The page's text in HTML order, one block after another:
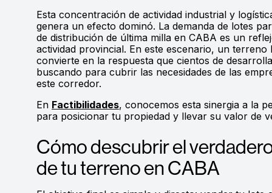
Esta concentración de actividad industrial y
genera un efecto dominó. La demanda de lotes
de distribución de última milla en CABA es un
actividad provincial. En este escenario, un terreno
convierte en la respuesta que cientos de
buscando para cubrir las necesidades de las
este corredor.
En Factibilidades, conocemos esta sinergia a la
para posicionar tu propiedad y llevar su valor de
Cómo descubrir el
de tu terreno en CABA